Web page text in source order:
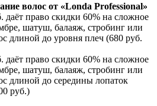
волос от «Londa Professional»
право скидки 60% на сложное
шатуш, балаяж, стробинг или
длиной до уровня плеч (680 руб.
право скидки 60% на сложное
шатуш, балаяж, стробинг или
длиной до середины лопаток
руб.)